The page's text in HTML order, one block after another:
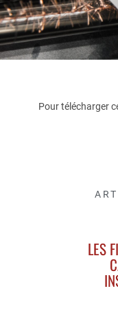
Pour télécharger
LES